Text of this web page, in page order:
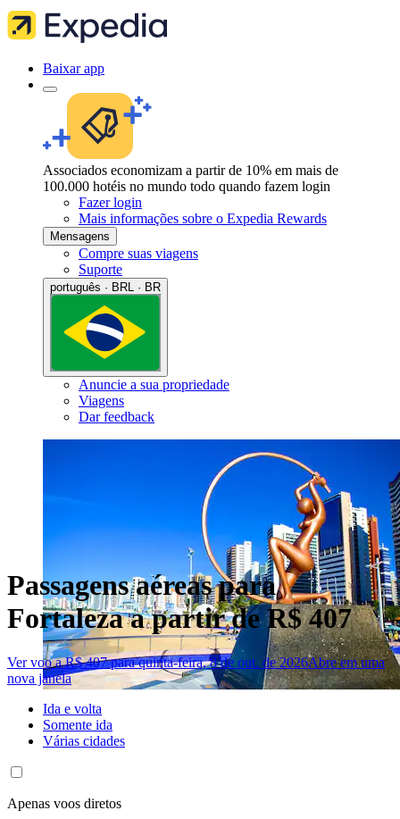
Baixar app
Associados economizam a partir de 10% em mais de
100.000 hotéis no mundo todo quando fazem login
Fazer login
Mais informações sobre o Expedia Rewards
Mensagens
Compre suas viagens
Suporte
português · BRL · BR
Anuncie a sua propriedade
Viagens
Dar feedback
Passagens aéreas para
Fortaleza a partir de R$ 407
Ver voo a R$ 407 para quinta-feira, 8 de out. de 2026Abre em uma
nova janela
Ida e volta
Somente ida
Várias cidades
Apenas voos diretos